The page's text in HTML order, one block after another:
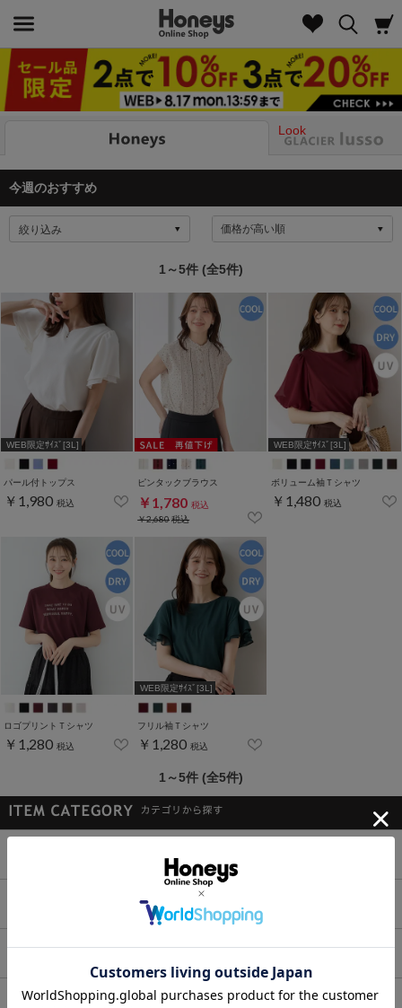
Look
今週のおすすめ
絞り込み
1～5件 (全5件)
WEB限定ｻｲｽﾞ[3L]
パール付トップス
￥1,980 税込
ピンタックブラウス
￥1,780 税込
￥2,680税込
WEB限定ｻｲｽﾞ[3L]
ボリューム袖Ｔシャツ
￥1,480 税込
ロゴプリントＴシャツ
￥1,280 税込
WEB限定ｻｲｽﾞ[3L]
フリル袖Ｔシャツ
￥1,280 税込
1～5件 (全5件)
ワンピース
セットアップ